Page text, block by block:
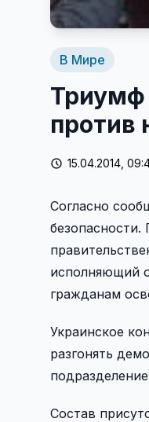
В Мире
Триумф
против
15.04.2014,
Согласно
исполняющий
гражданам
Украинское
разгонять
Состав